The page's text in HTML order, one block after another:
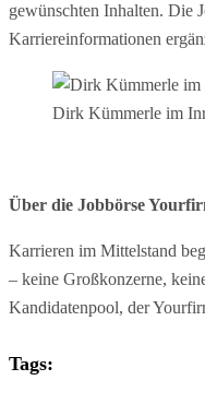
gewünschten Inhalten. Die
Karriereinformationen
Dirk Kümmerle im
Über die Jobbörse
Karrieren im Mittelstand
– keine Großkonzerne,
Kandidatenpool, der
Tags: